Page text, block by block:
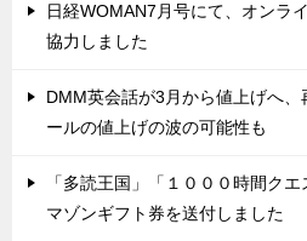
日経WOMAN7月号にて、オンラ
協力しました
DMM英会話が3月から値上げへ
ールの値上げの波の可能性も
「多読王国」「１０００時間ク
マゾンギフト券を送付しました